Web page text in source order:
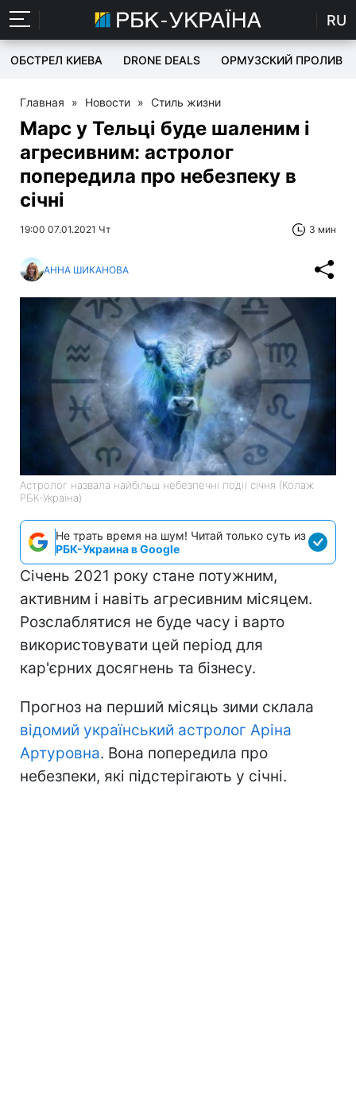
RU
ОБСТРЕЛ КИЕВА DRONE DEALS ОРМУЗСКИЙ ПРОЛИВ
Главная » Новости » Стиль жизни
Марс у Тельці буде шаленим і
агресивним: астролог
попередила про небезпеку в
січні
19:00 07.01.2021 Чт 3 мин
АННА ШИКАНОВА
Астролог назвала найбільш небезпечні події січня (Колаж
РБК-Україна)
Не трать время на шум! Читай только суть из
РБК-Украина в Google
Січень 2021 року стане потужним,
активним і навіть агресивним місяцем.
Розслаблятися не буде часу і варто
використовувати цей період для
кар'єрних досягнень та бізнесу.
Прогноз на перший місяць зими склала
відомий український астролог Аріна
Артуровна. Вона попередила про
небезпеки, які підстерігають у січні.